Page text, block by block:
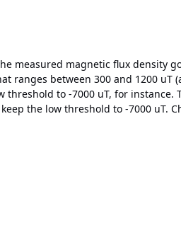
the low threshold to -7000 uT.